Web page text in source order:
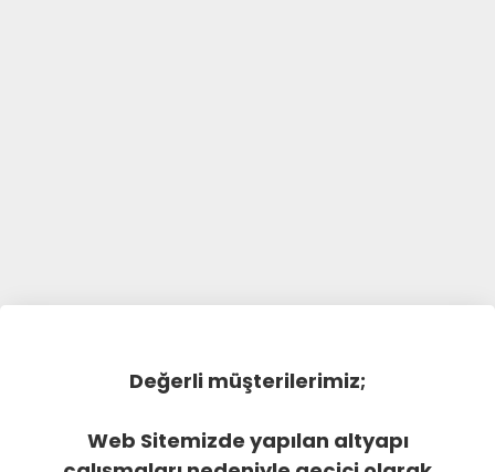
Değerli müşterilerimiz;
Web Sitemizde yapılan altyapı